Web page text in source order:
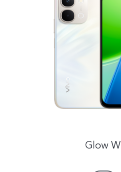
Cambodia | ជ្រ
Glow